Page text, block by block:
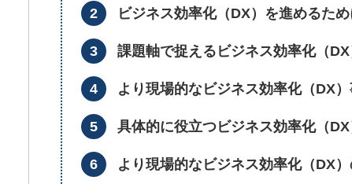
ビジネス効率化（DX）を進めるた
課題軸で捉えるビジネス効率化（
より現場的なビジネス効率化（DX
具体的に役立つビジネス効率化（
より現場的なビジネス効率化（DX